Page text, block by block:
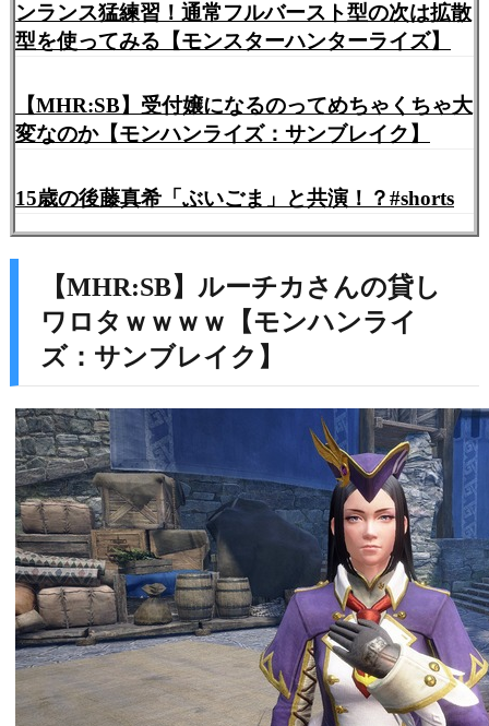
ンランス猛練習！通常フルバースト型の次は拡散
型を使ってみる【モンスターハンターライズ】
【MHR:SB】受付嬢になるのってめちゃくちゃ大
変なのか【モンハンライズ：サンブレイク】
15歳の後藤真希「ぶいごま」と共演！？#shorts
【MHR:SB】ルーチカさんの貸し
ワロタｗｗｗｗ【モンハンライ
ズ：サンブレイク】